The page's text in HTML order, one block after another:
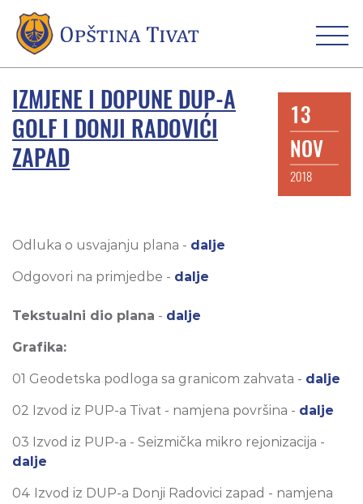
IZMJENE I DOPUNE DUP-A
GOLF I DONJI RADOVIĆI
ZAPAD
13
NOV
2018
Odluka o usvajanju plana - dalje
Odgovori na primjedbe - dalje
Tekstualni dio plana - dalje
Grafika:
01 Geodetska podloga sa granicom zahvata - dalje
02 Izvod iz PUP-a Tivat - namjena površina - dalje
03 Izvod iz PUP-a - Seizmička mikro rejonizacija -
dalje
04 Izvod iz DUP-a Donji Radovici zapad - namjena